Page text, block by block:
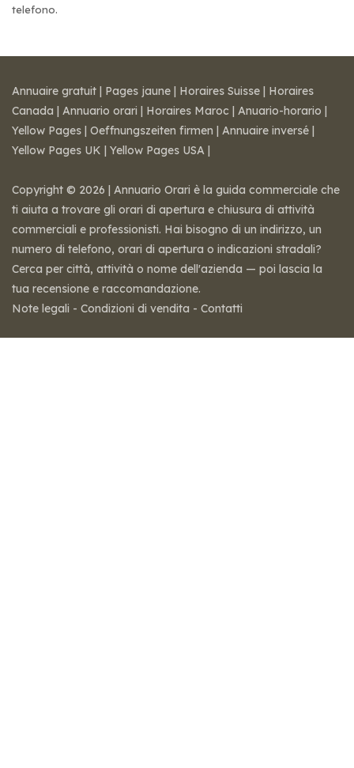
telefono.
Annuaire gratuit | Pages jaune | Horaires Suisse | Horaires
Canada | Annuario orari | Horaires Maroc | Anuario-horario |
Yellow Pages | Oeffnungszeiten firmen | Annuaire inversé |
Yellow Pages UK | Yellow Pages USA |
Copyright © 2026 | Annuario Orari è la guida commerciale che
ti aiuta a trovare gli orari di apertura e chiusura di attività
commerciali e professionisti. Hai bisogno di un indirizzo, un
numero di telefono, orari di apertura o indicazioni stradali?
Cerca per città, attività o nome dell'azienda — poi lascia la
tua recensione e raccomandazione.
Note legali - Condizioni di vendita - Contatti